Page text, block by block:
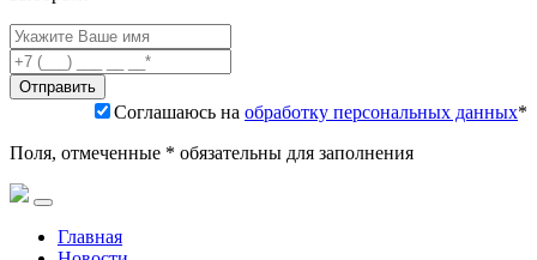
Соглашаюсь на обработку персональных данных*
Поля, отмеченные * обязательны для заполнения
Главная